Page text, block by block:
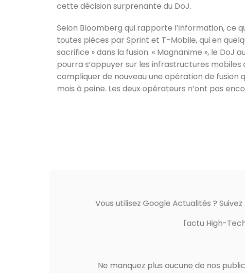
cette décision surprenante du DoJ.
Selon Bloomberg qui rapporte l’information, ce
toutes pièces par Sprint et T-Mobile, qui en
sacrifice » dans la fusion. « Magnanime », le
pourra s’appuyer sur les infrastructures
compliquer de nouveau une opération de fusion
mois à peine. Les deux opérateurs n’ont pas
Vous utilisez Google Actualités ?
l'actu High-
Ne manquez plus aucune de nos